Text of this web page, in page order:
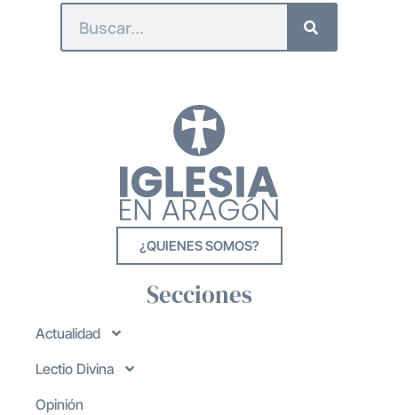
¿QUIENES SOMOS?
Secciones
Actualidad
Lectio Divina
Opinión